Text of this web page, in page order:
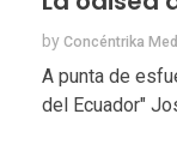
by Concéntrika
A punta de
del Ecuador"